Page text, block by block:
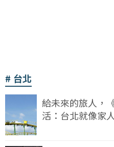
台北
給未來的旅人，
活：台北就像家